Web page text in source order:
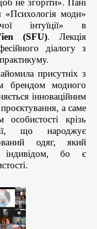
не згоріти». Пані
«Психологія моди»
інтуїції» в
(SFU). Лекція
діалогу з
присутніх з
брендом модного
інноваційним
а саме
особистості крізь
що народжує
одяг, який
індивідом, бо є